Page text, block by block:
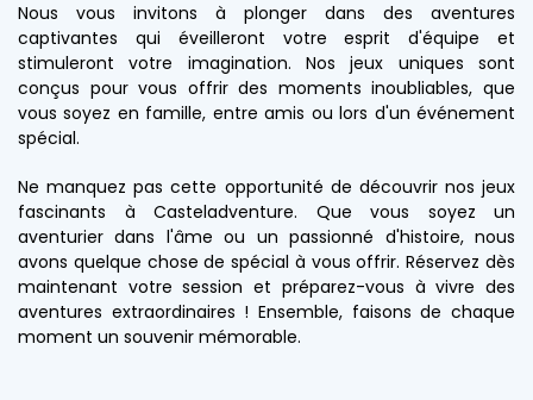
Nous vous invitons à plonger dans des aventures
captivantes qui éveilleront votre esprit d'équipe et
stimuleront votre imagination. Nos jeux uniques sont
conçus pour vous offrir des moments inoubliables, que
vous soyez en famille, entre amis ou lors d'un événement
spécial.
Ne manquez pas cette opportunité de découvrir nos jeux
fascinants à Casteladventure. Que vous soyez un
aventurier dans l'âme ou un passionné d'histoire, nous
avons quelque chose de spécial à vous offrir. Réservez dès
maintenant votre session et préparez-vous à vivre des
aventures extraordinaires ! Ensemble, faisons de chaque
moment un souvenir mémorable.